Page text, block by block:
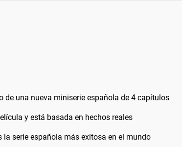
de una nueva miniserie española de 4 capítulos
y está basada en hechos reales
la serie española más exitosa en el mundo